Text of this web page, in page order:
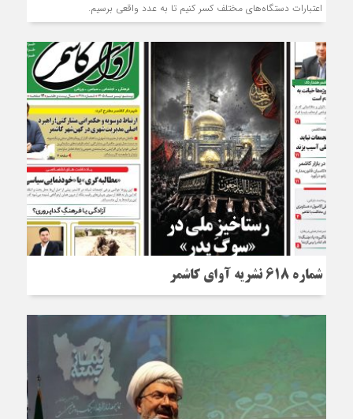
اعتبارات دستگاه‌های مختلف کسر کنیم تا به عدد واقعی برسیم.
شماره 618 نشریه آوای کاشمر